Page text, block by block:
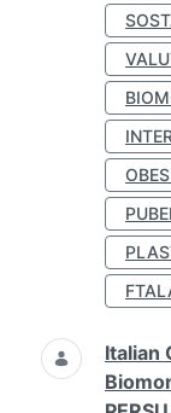
Italian